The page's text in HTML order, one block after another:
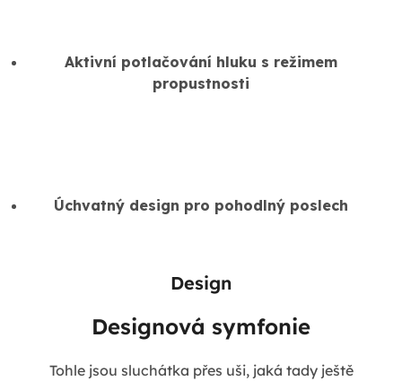
Aktivní potlačování hluku s režimem
propustnosti
Úchvatný design pro pohodlný poslech
Design
Designová symfonie
Tohle jsou sluchátka přes uši, jaká tady ještě